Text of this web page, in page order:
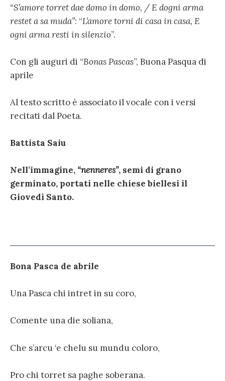
“S’amore torret dae domo in domo, / E dogni arma
restet a sa muda”: “L’amore torni di casa in casa, E
ogni arma resti in silenzio”.
Con gli auguri di “Bonas Pascas”, Buona Pasqua di
aprile
Al testo scritto è associato il vocale con i versi
recitati dal Poeta.
Battista Saiu
Nell’immagine, “nenneres”, semi di grano
germinato, portati nelle chiese biellesi il
Giovedì Santo.
Bona Pasca de abrile
Una Pasca chi intret in su coro,
Comente una die soliana,
Che s’arcu ‘e chelu su mundu coloro,
Pro chi torret sa paghe soberana.